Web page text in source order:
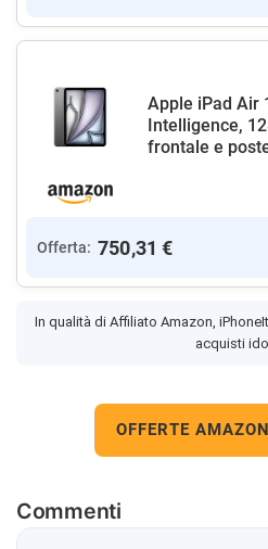
Apple iPad Air
Intelligence,
frontale e
Offerta: 750,31 €
In qualità di Affiliato Amazon,
acquisti
OFFERTE
Commenti